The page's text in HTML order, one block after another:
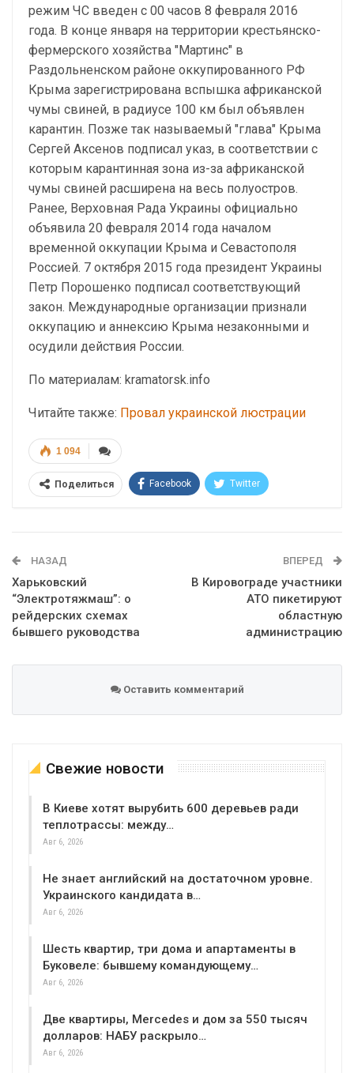
режим ЧС введен с 00 часов 8 февраля 2016
года. В конце января на территории крестьянско-
фермерского хозяйства "Мартинс" в
Раздольненском районе оккупированного РФ
Крыма зарегистрирована вспышка африканской
чумы свиней, в радиусе 100 км был объявлен
карантин. Позже так называемый "глава" Крыма
Сергей Аксенов подписал указ, в соответствии с
которым карантинная зона из-за африканской
чумы свиней расширена на весь полуостров.
Ранее, Верховная Рада Украины официально
объявила 20 февраля 2014 года началом
временной оккупации Крыма и Севастополя
Россией. 7 октября 2015 года президент Украины
Петр Порошенко подписал соответствующий
закон. Международные организации признали
оккупацию и аннексию Крыма незаконными и
осудили действия России.
По материалам: kramatorsk.info
Читайте также: Провал украинской люстрации
1 094
Поделиться Facebook Twitter
НАЗАД
Харьковский
“Электротяжмаш”: о
рейдерских схемах
бывшего руководства
ВПЕРЕД
В Кировограде участники
АТО пикетируют
областную
администрацию
Оставить комментарий
Свежие новости
В Киеве хотят вырубить 600 деревьев ради
теплотрассы: между…
Авг 6, 2026
Не знает английский на достаточном уровне.
Украинского кандидата в…
Авг 6, 2026
Шесть квартир, три дома и апартаменты в
Буковеле: бывшему командующему…
Авг 6, 2026
Две квартиры, Mercedes и дом за 550 тысяч
долларов: НАБУ раскрыло…
Авг 6, 2026